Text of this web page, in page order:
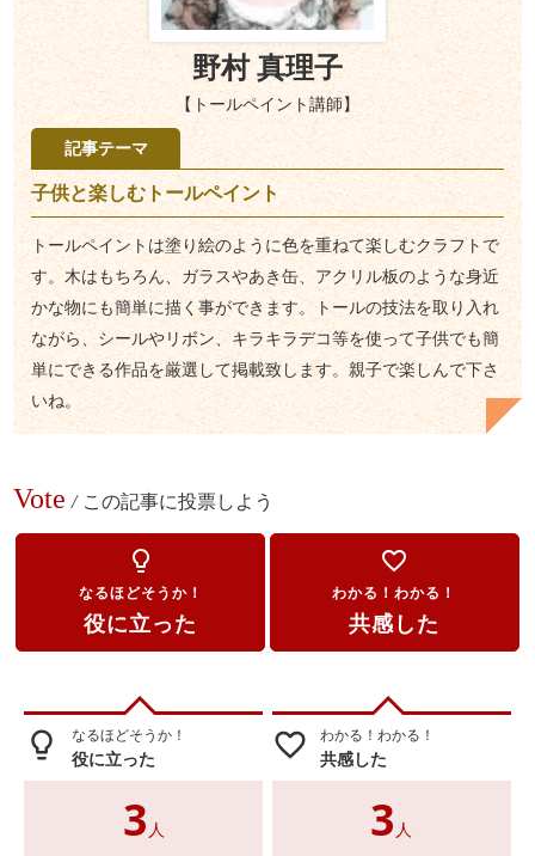
野村 真理子
【トールペイント講師】
記事テーマ
子供と楽しむトールペイント
トールペイントは塗り絵のように色を重ねて楽しむクラフトで
す。木はもちろん、ガラスやあき缶、アクリル板のような身近
かな物にも簡単に描く事ができます。トールの技法を取り入れ
ながら、シールやリボン、キラキラデコ等を使って子供でも簡
単にできる作品を厳選して掲載致します。親子で楽しんで下さ
いね。
Vote / この記事に投票しよう
lightbulb_outline
なるほどそうか！
役に立った
favorite_border
わかる！わかる！
共感した
lightbulb_outline なるほどそうか！
役に立った
3 人
favorite_border わかる！わかる！
共感した
3 人